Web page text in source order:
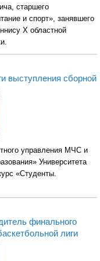
старшего
и спорт», занявшего
X областной
выступления сборной
управления МЧС и
Университета
«Студенты.
финального
лиги